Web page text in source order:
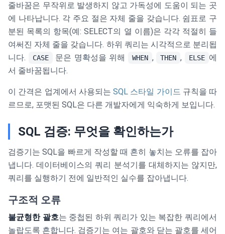
줄바꿈은 무작위로 발생하지 않고 가독성에 도움이 되는 곳
에 나타납니다. 각 주요 절은 자체 줄을 갖습니다. 쉼표로 구
분된 목록의 항목(예: SELECT의 열 이름)은 각각 적절히 들
여써진 자체 줄을 갖습니다. 하위 쿼리는 시각적으로 분리됩
니다.
CASE 문은 명확성을 위해 WHEN , THEN , ELSE 에
서 줄바꿈됩니다.
이 간격은 업계에서 사용되는 SQL 스타일 가이드 규칙을 따
르므로, 포맷된 SQL은 다른 개발자에게 익숙하게 보입니다.
SQL 검증: 무엇을 확인하는가
검증기는 SQL을 빠르게 작성할 때 흔히 놓치는 오류를 잡아
냅니다. 데이터베이스의 쿼리 분석기를 대체하지는 않지만,
쿼리를 실행하기 전에 일반적인 실수를 잡아냅니다.
구조적 오류
불균형한 괄호는 중첩된 하위 쿼리가 있는 복잡한 쿼리에서
놀랍도록 흔합니다. 검증기는 여는 괄호와 닫는 괄호를 세어